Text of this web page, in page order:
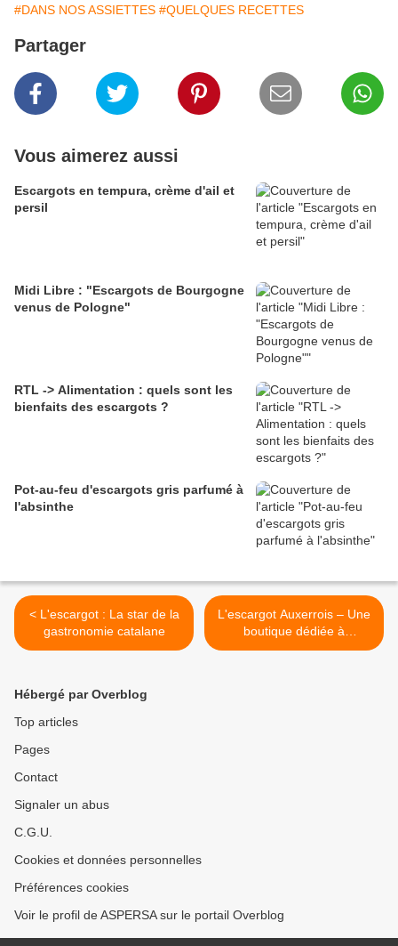
#DANS NOS ASSIETTES #QUELQUES RECETTES
Partager
Vous aimerez aussi
Escargots en tempura, crème d'ail et
persil
Midi Libre : "Escargots de Bourgogne
venus de Pologne"
RTL -> Alimentation : quels sont les
bienfaits des escargots ?
Pot-au-feu d'escargots gris parfumé à
l'absinthe
< L'escargot : La star de la
gastronomie catalane
L'escargot Auxerrois – Une
boutique dédiée à
l'escargot >
Hébergé par Overblog
Top articles
Pages
Contact
Signaler un abus
C.G.U.
Cookies et données personnelles
Préférences cookies
Voir le profil de ASPERSA sur le portail Overblog